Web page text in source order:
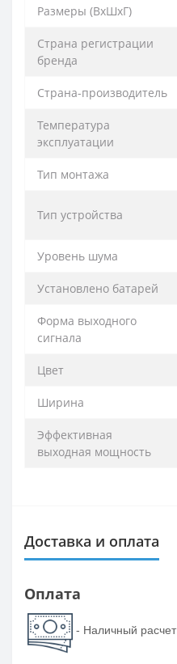
Размеры (ВхШхГ)
Страна регистрации
бренда
Страна-производитель
Температура
эксплуатации
Тип монтажа
Тип устройства
Уровень шума
Установлено батарей
Форма выходного
сигнала
Цвет
Ширина
Эффективная
выходная мощность
Доставка и оплата
Оплата
- Наличный расчет